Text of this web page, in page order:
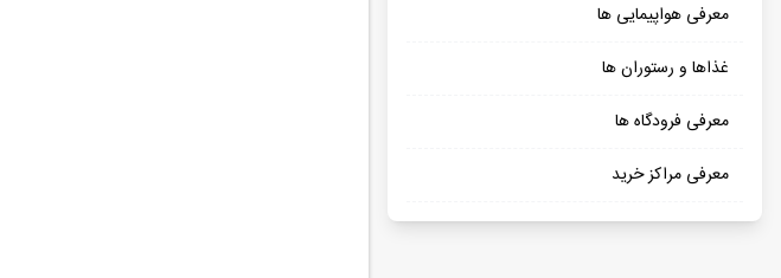
معرفی هواپیمایی ها
غذاها و رستوران ها
معرفی فرودگاه ها
معرفی مراکز خرید